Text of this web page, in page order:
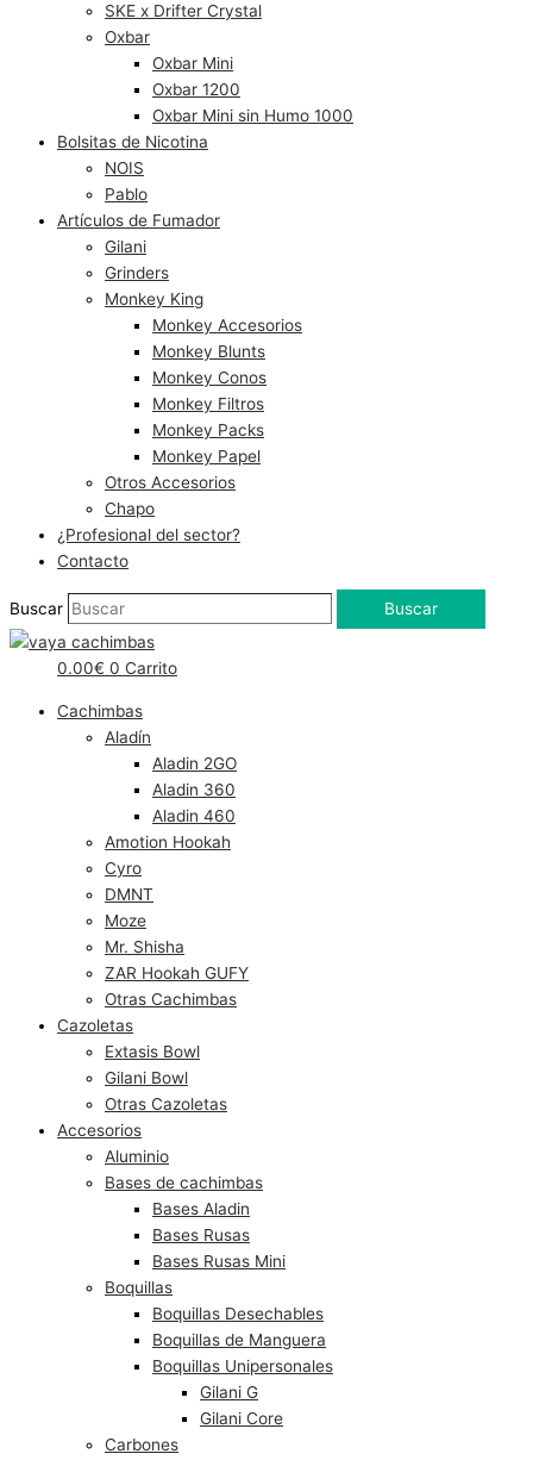
SKE x Drifter Crystal
Oxbar
Oxbar Mini
Oxbar 1200
Oxbar Mini sin Humo 1000
Bolsitas de Nicotina
NOIS
Pablo
Artículos de Fumador
Gilani
Grinders
Monkey King
Monkey Accesorios
Monkey Blunts
Monkey Conos
Monkey Filtros
Monkey Packs
Monkey Papel
Otros Accesorios
Chapo
¿Profesional del sector?
Contacto
Buscar Buscar
0.00€ 0 Carrito
Cachimbas
Aladín
Aladin 2GO
Aladin 360
Aladin 460
Amotion Hookah
Cyro
DMNT
Moze
Mr. Shisha
ZAR Hookah GUFY
Otras Cachimbas
Cazoletas
Extasis Bowl
Gilani Bowl
Otras Cazoletas
Accesorios
Aluminio
Bases de cachimbas
Bases Aladin
Bases Rusas
Bases Rusas Mini
Boquillas
Boquillas Desechables
Boquillas de Manguera
Boquillas Unipersonales
Gilani G
Gilani Core
Carbones